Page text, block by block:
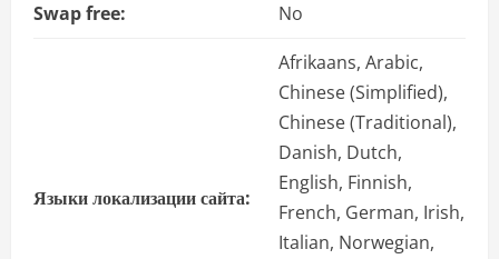
Swap free:
No
Языки локализации сайта:
Afrikaans, Arabic,
Chinese (Simplified),
Chinese (Traditional),
Danish, Dutch,
English, Finnish,
French, German, Irish,
Italian, Norwegian,